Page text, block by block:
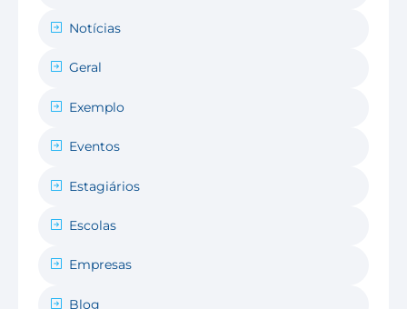
Notícias
Geral
Exemplo
Eventos
Estagiários
Escolas
Empresas
Blog